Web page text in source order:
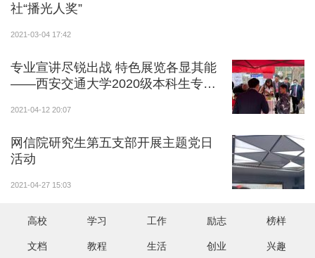
社“播光人奖”
2021-03-04 17:42
专业宣讲尽锐出战 特色展览各显其能
——西安交通大学2020级本科生专业
2021-04-12 20:07
网信院研究生第五支部开展主题党日
活动
2021-04-27 15:03
高校 学习 工作 励志 榜样
文档 教程 生活 创业 兴趣